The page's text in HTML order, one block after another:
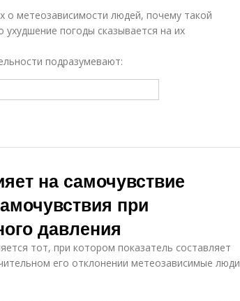
о метеозависимости людей, почему такой
погоды сказывается на их
подразумевают:
на самочувствие
при
давления
тот, при котором показатель составляет
его отклонении метеозависимые люди